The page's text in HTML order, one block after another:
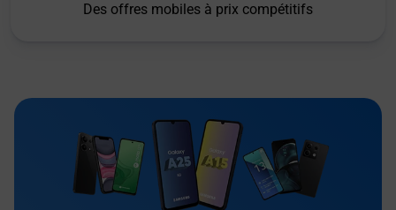
Des offres mobiles à prix compétitifs